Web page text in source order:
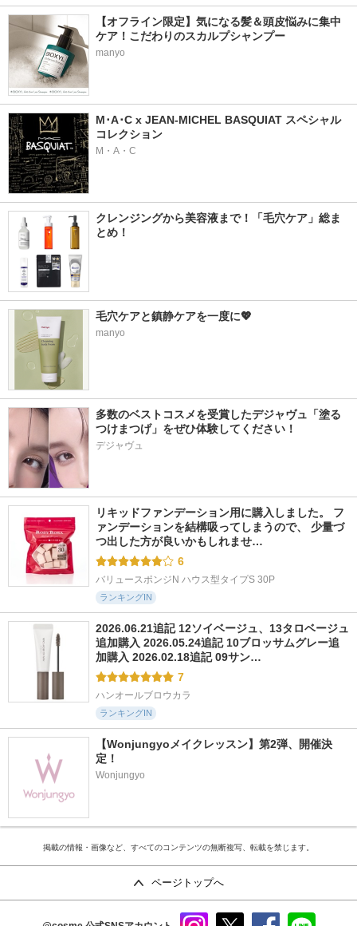
【オフライン限定】気になる髪＆頭皮悩みに集中
ケア！こだわりのスカルプシャンプー
manyo
M･A･C x JEAN-MICHEL BASQUIAT スペシャル
コレクション
M・A・C
クレンジングから美容液まで！「毛穴ケア」総ま
とめ！
毛穴ケアと鎮静ケアを一度に💖
manyo
多数のベストコスメを受賞したデジャヴュ「塗る
つけまつげ」をぜひ体験してください！
デジャヴュ
リキッドファンデーション用に購入しました。 フ
ァンデーションを結構吸ってしまうので、 少量づ
つ出した方が良いかもしれませ…
6
バリュースポンジN ハウス型タイプS 30P
ランキングIN
2026.06.21追記 12ソイベージュ、13タロベージュ
追加購入 2026.05.24追記 10ブロッサムグレー追
加購入 2026.02.18追記 09サン…
7
ハンオールブロウカラ
ランキングIN
【Wonjungyoメイクレッスン】第2弾、開催決
定！
Wonjungyo
掲載の情報・画像など、すべてのコンテンツの無断複写、転載を禁じます。
ページトップへ